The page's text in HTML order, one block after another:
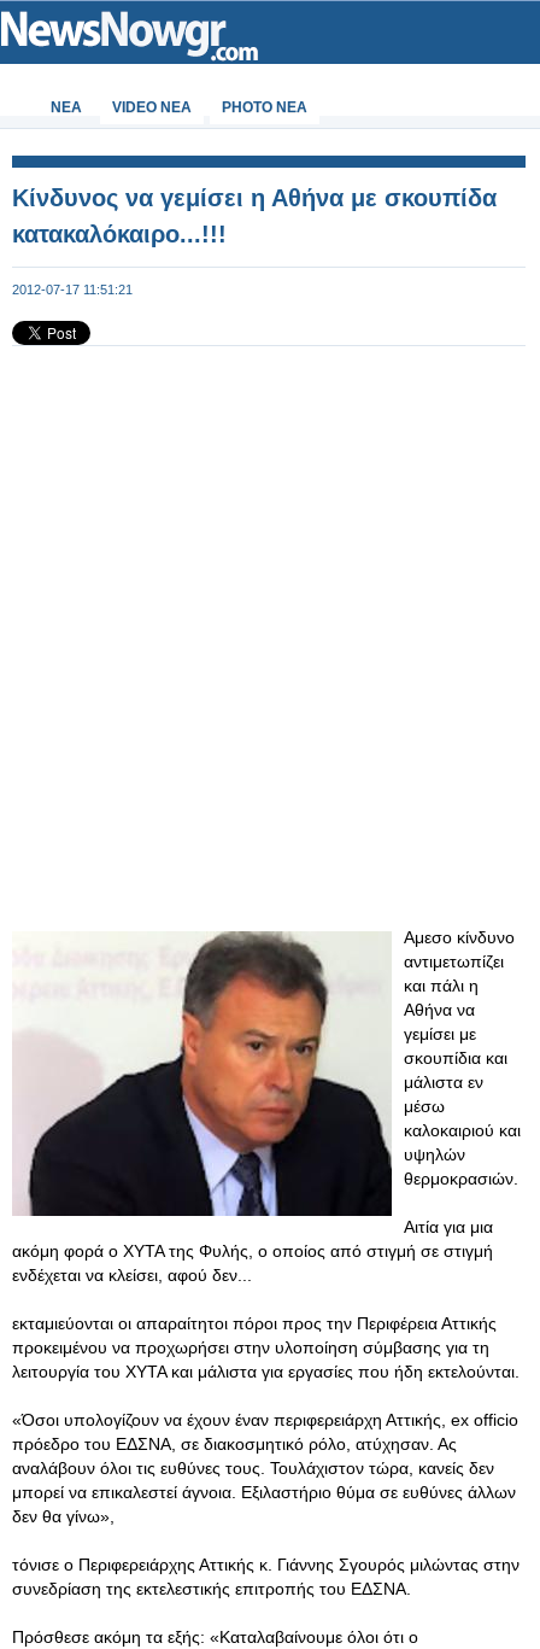
ΝΕΑ VIDEO NEA PHOTO NEA
Κίνδυνος να γεμίσει η Αθήνα με σκουπίδα
κατακαλόκαιρο...!!!
2012-07-17 11:51:21
Aμεσο κίνδυνο
αντιμετωπίζει
και πάλι η
Αθήνα να
γεμίσει με
σκουπίδια και
μάλιστα εν
μέσω
καλοκαιριού και
υψηλών
θερμοκρασιών.
Αιτία για μια
ακόμη φορά ο ΧΥΤΑ της Φυλής, ο οποίος από στιγμή σε στιγμή
ενδέχεται να κλείσει, αφού δεν...
εκταμιεύονται οι απαραίτητοι πόροι προς την Περιφέρεια Αττικής
προκειμένου να προχωρήσει στην υλοποίηση σύμβασης για τη
λειτουργία του ΧΥΤΑ και μάλιστα για εργασίες που ήδη εκτελούνται.
«Όσοι υπολογίζουν να έχουν έναν περιφερειάρχη Αττικής, ex officio
πρόεδρο του ΕΔΣΝΑ, σε διακοσμητικό ρόλο, ατύχησαν. Ας
αναλάβουν όλοι τις ευθύνες τους. Τουλάχιστον τώρα, κανείς δεν
μπορεί να επικαλεστεί άγνοια. Εξιλαστήριο θύμα σε ευθύνες άλλων
δεν θα γίνω»,
τόνισε ο Περιφερειάρχης Αττικής κ. Γιάννης Σγουρός μιλώντας στην
συνεδρίαση της εκτελεστικής επιτροπής του ΕΔΣΝΑ.
Πρόσθεσε ακόμη τα εξής: «Καταλαβαίνουμε όλοι ότι ο